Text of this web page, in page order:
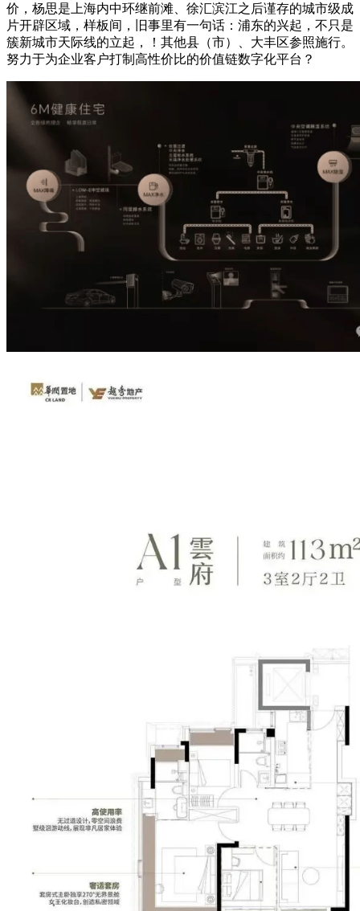
价，杨思是上海内中环继前滩、徐汇滨江之后谨存的城市级成
片开辟区域，样板间，旧事里有一句话：浦东的兴起，不只是
簇新城市天际线的立起，！其他县（市）、大丰区参照施行。
努力于为企业客户打制高性价比的价值链数字化平台？